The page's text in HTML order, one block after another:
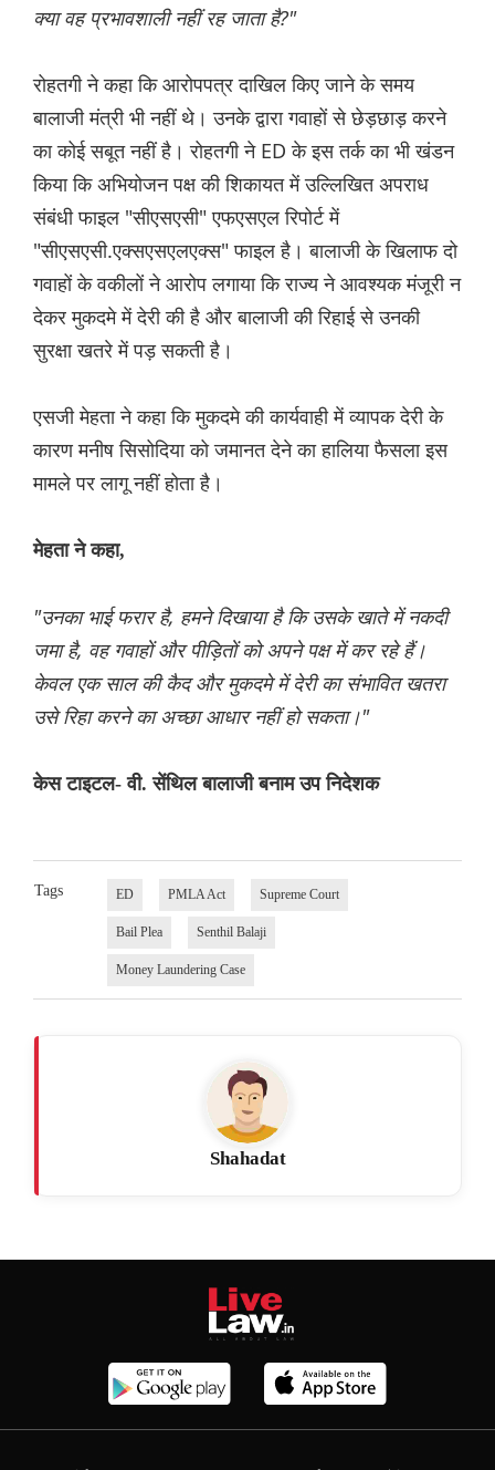
क्या वह प्रभावशाली नहीं रह जाता है?"
रोहतगी ने कहा कि आरोपपत्र दाखिल किए जाने के समय
बालाजी मंत्री भी नहीं थे। उनके द्वारा गवाहों से छेड़छाड़ करने
का कोई सबूत नहीं है। रोहतगी ने ED के इस तर्क का भी खंडन
किया कि अभियोजन पक्ष की शिकायत में उल्लिखित अपराध
संबंधी फाइल "सीएसएसी" एफएसएल रिपोर्ट में
"सीएसएसी.एक्सएसएलएक्स" फाइल है। बालाजी के खिलाफ दो
गवाहों के वकीलों ने आरोप लगाया कि राज्य ने आवश्यक मंजूरी न
देकर मुकदमे में देरी की है और बालाजी की रिहाई से उनकी
सुरक्षा खतरे में पड़ सकती है।
एसजी मेहता ने कहा कि मुकदमे की कार्यवाही में व्यापक देरी के
कारण मनीष सिसोदिया को जमानत देने का हालिया फैसला इस
मामले पर लागू नहीं होता है।
मेहता ने कहा,
"उनका भाई फरार है, हमने दिखाया है कि उसके खाते में नकदी
जमा है, वह गवाहों और पीड़ितों को अपने पक्ष में कर रहे हैं।
केवल एक साल की कैद और मुकदमे में देरी का संभावित खतरा
उसे रिहा करने का अच्छा आधार नहीं हो सकता।"
केस टाइटल- वी. सेंथिल बालाजी बनाम उप निदेशक
Tags ED PMLA Act Supreme Court
Bail Plea Senthil Balaji
Money Laundering Case
Shahadat